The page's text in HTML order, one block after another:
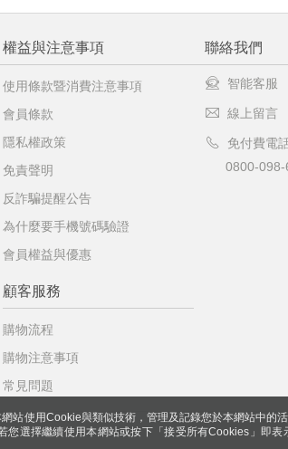
站使用Cookie與類似技術，管理及記錄您於本網站中的
選擇繼續使用本網站或按下「接受所有Cookies」即
權益與注意事項
使用條款暨消費注意事項
會員條款
隱私權政策
免責聲明
反詐騙提醒公告
為什麼要手機號碼驗證
會員權益與優惠
顧客服務
購物流程
購物注意事項
常見問題
聯絡我們
智能客服
線上留言
免付費電
0800-098-